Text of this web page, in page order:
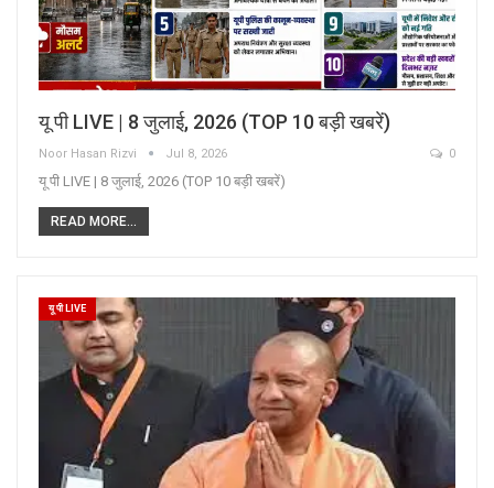
यू पी LIVE | 8 जुलाई, 2026 (TOP 10 बड़ी खबरें)
Noor Hasan Rizvi Jul 8, 2026 0
यू पी LIVE | 8 जुलाई, 2026 (TOP 10 बड़ी खबरें)
READ MORE...
यू पी LIVE